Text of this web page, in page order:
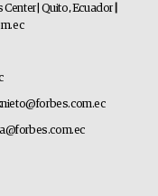
Center | Quito, Ecuador